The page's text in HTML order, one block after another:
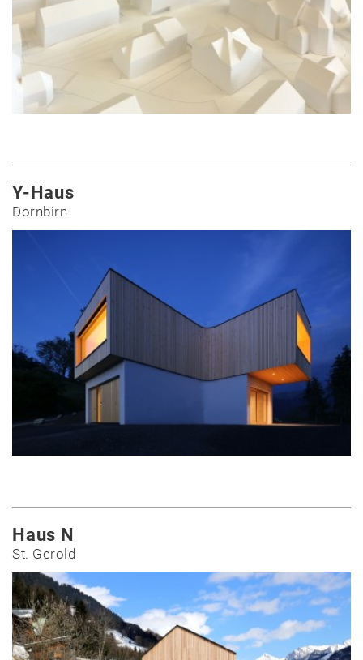
Y-Haus
Dornbirn
Haus N
St. Gerold